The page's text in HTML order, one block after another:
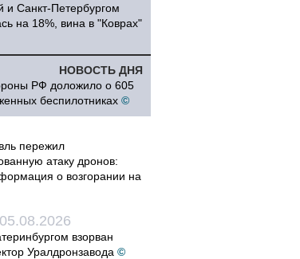
и Санкт-Петербургом
на 18%, вина в "Коврах"
НОВОСТЬ ДНЯ
РФ доложило о 605
беспилотниках ©
пережил
атаку дронов:
о возгорании на
05.08.2026
взорван
Уралдронзавода ©